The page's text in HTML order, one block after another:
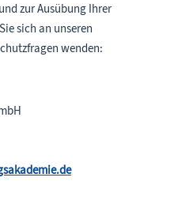
zur Ausübung Ihrer
sich an unseren
wenden: